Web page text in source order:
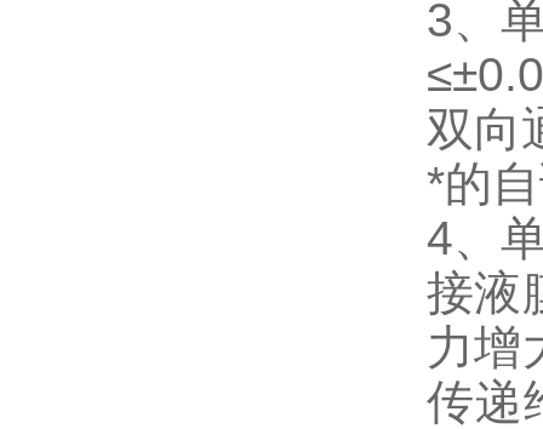
3、
双向
*的
4、
接液
力增
传递